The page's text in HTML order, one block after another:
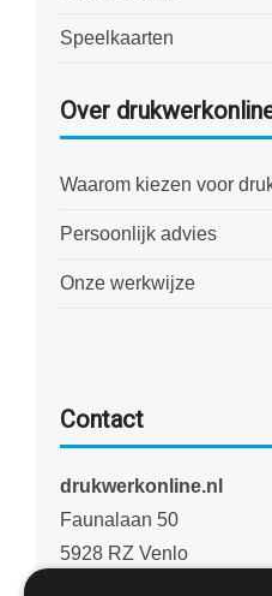
Speelkaarten
Over
Waarom kiezen voor
Persoonlijk advies
Onze werkwijze
Contact
drukwerkonline.nl
Faunalaan 50
5928 RZ Venlo